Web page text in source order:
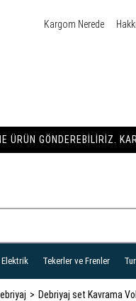
Kargom Nerede
ÜRÜN GÖNDEREBILIRIZ.
Elektrik Tekerler ve Frenler
Debriyaj set Kavrama